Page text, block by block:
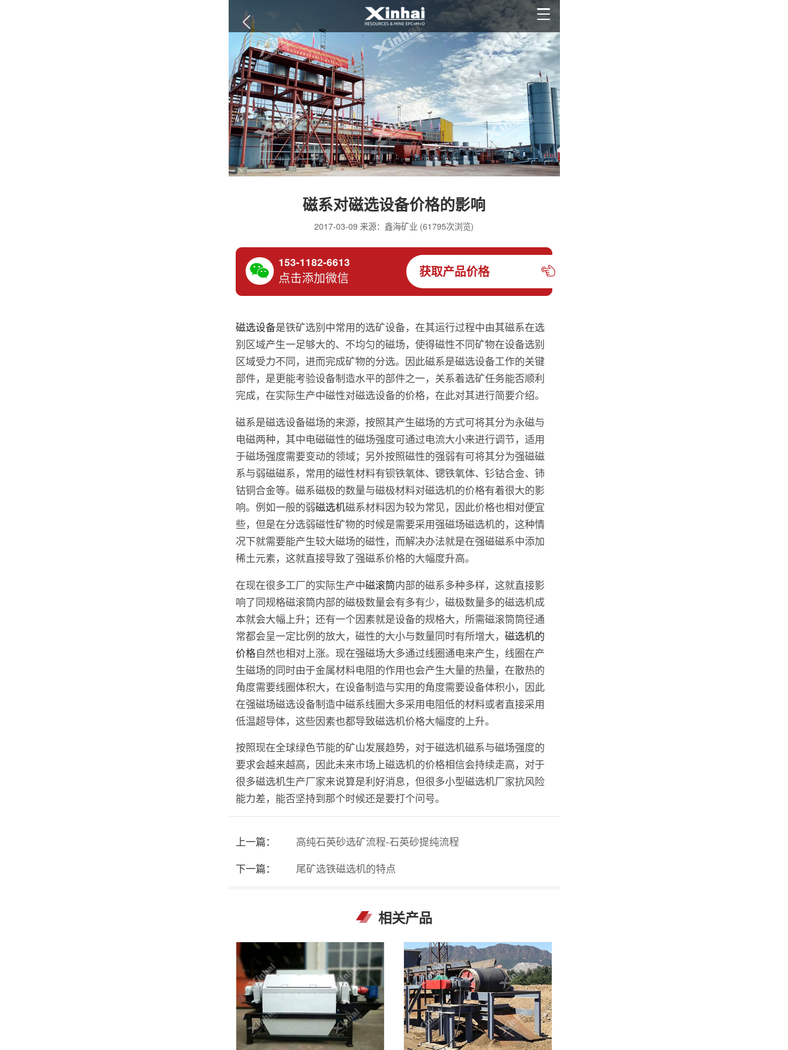
磁系对磁选设备价格的影响
2017-03-09 来源：鑫海矿业 (61795次浏览)
153-1182-6613
点击添加微信 获取产品价格
磁选设备是铁矿选别中常用的选矿设备，在其运行过程中由其磁系在选
别区域产生一足够大的、不均匀的磁场，使得磁性不同矿物在设备选别
区域受力不同，进而完成矿物的分选。因此磁系是磁选设备工作的关键
部件，是更能考验设备制造水平的部件之一，关系着选矿任务能否顺利
完成，在实际生产中磁性对磁选设备的价格，在此对其进行简要介绍。
磁系是磁选设备磁场的来源，按照其产生磁场的方式可将其分为永磁与
电磁两种，其中电磁磁性的磁场强度可通过电流大小来进行调节，适用
于磁场强度需要变动的领域；另外按照磁性的强弱有可将其分为强磁磁
系与弱磁磁系，常用的磁性材料有钡铁氧体、锶铁氧体、钐钴合金、铈
钴铜合金等。磁系磁极的数量与磁极材料对磁选机的价格有着很大的影
响。例如一般的弱磁选机磁系材料因为较为常见，因此价格也相对便宜
些，但是在分选弱磁性矿物的时候是需要采用强磁场磁选机的，这种情
况下就需要能产生较大磁场的磁性，而解决办法就是在强磁磁系中添加
稀土元素，这就直接导致了强磁系价格的大幅度升高。
在现在很多工厂的实际生产中磁滚筒内部的磁系多种多样，这就直接影
响了同规格磁滚筒内部的磁极数量会有多有少，磁极数量多的磁选机成
本就会大幅上升；还有一个因素就是设备的规格大，所需磁滚筒筒径通
常都会呈一定比例的放大，磁性的大小与数量同时有所增大， 磁选机的
价格自然也相对上涨。现在强磁场大多通过线圈通电来产生，线圈在产
生磁场的同时由于金属材料电阻的作用也会产生大量的热量，在散热的
角度需要线圈体积大，在设备制造与实用的角度需要设备体积小，因此
在强磁场磁选设备制造中磁系线圈大多采用电阻低的材料或者直接采用
低温超导体，这些因素也都导致磁选机价格大幅度的上升。
按照现在全球绿色节能的矿山发展趋势，对于磁选机磁系与磁场强度的
要求会越来越高，因此未来市场上磁选机的价格相信会持续走高，对于
很多磁选机生产厂家来说算是利好消息，但很多小型磁选机厂家抗风险
能力差，能否坚持到那个时候还是要打个问号。
上一篇：
高纯石英砂选矿流程-石英砂提纯流程
下一篇：
尾矿选铁磁选机的特点
相关产品